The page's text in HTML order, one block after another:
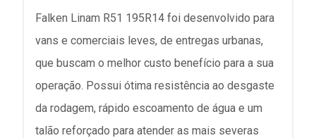
Falken Linam R51 195R14 foi desenvolvido para
vans e comerciais leves, de entregas urbanas,
que buscam o melhor custo benefício para a sua
operação. Possui ótima resistência ao desgaste
da rodagem, rápido escoamento de água e um
talão reforçado para atender as mais severas